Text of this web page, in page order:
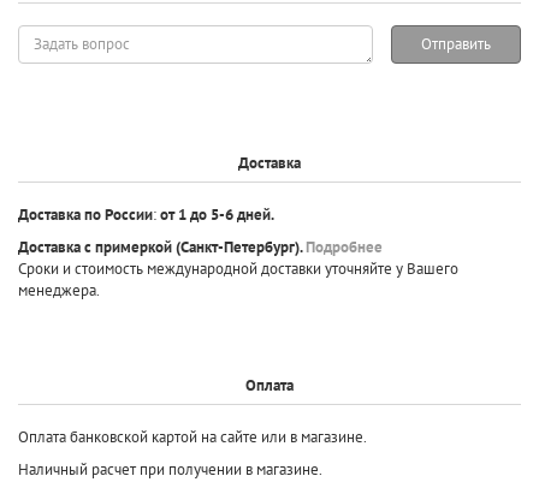
Задать
вопрос
Отправить
Доставка
Доставка по России:от 1 до 5-6 дней.
Доставка с примеркой(Санкт-Петербург).Подробнее
Сроки и стоимость международной доставки уточняйте у Вашего
менеджера.
Оплата
Оплата банковской картой на сайте или в магазине.
Наличный расчет при получении в магазине.